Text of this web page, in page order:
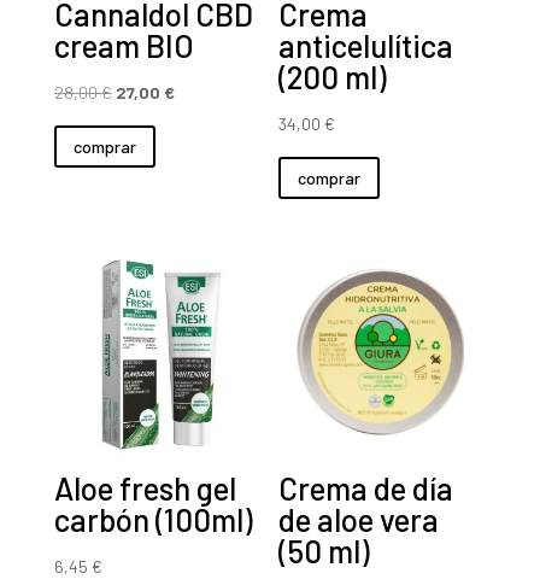
Cannaldol CBD
cream BIO
28,00€ El
precio
original
27,00 €El
comprar
Crema
anticelulítica
(200 ml)
34,00 €
comprar
Aloe fresh gel
carbón (100ml)
6,45 €
Crema de día
de aloe vera
(50 ml)